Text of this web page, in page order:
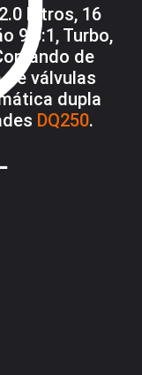
Litros, 16
9,6:1, Turbo,
de
de válvulas
dupla
DQ250.